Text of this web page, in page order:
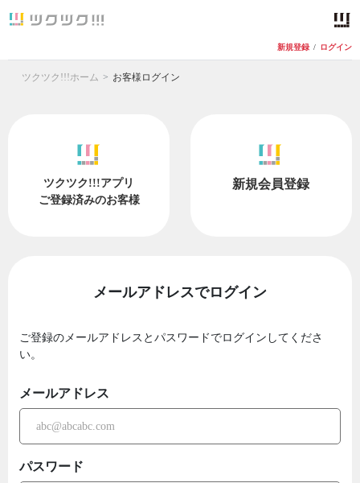
新規登録 / ログイン
ツクツク!!!ホーム お客様ログイン
ツクツク!!!アプリ
ご登録済みのお客様
新規会員登録
メールアドレスでログイン
ご登録のメールアドレスとパスワードでログインしてくださ
い。
メールアドレス
パスワード